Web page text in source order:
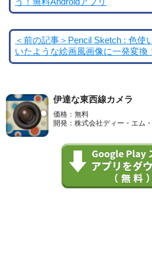
＜前の記事＞Pencil Sketch : 色使
いたような絵画風画像に一発変換
伊達な東西線カメラ
価格：無料
開発：株式会社ディー・エム